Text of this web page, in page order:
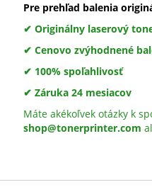
Pre prehľad balenia
✔ Originálny laserový
✔ Cenovo zvýhodnené
✔ 100% spoľahlivosť
✔ Záruka 24 mesiacov
Máte akékoľvek otázky k
shop@tonerprinter.com